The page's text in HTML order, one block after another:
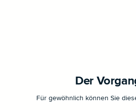
Der
Für gewöhnlich können Sie